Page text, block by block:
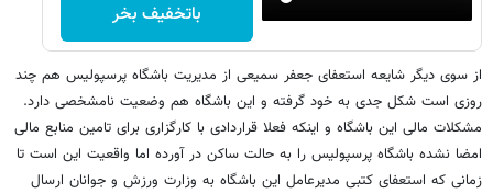
باتخفیف بخر
از سوی دیگر شایعه استعفای جعفر سمیعی از مدیریت باشگاه پرسپولیس هم چند
روزی است شکل جدی به خود گرفته و این باشگاه هم وضعیت نامشخصی دارد.
مشکلات مالی این باشگاه و اینکه فعلا قراردادی با کارگزاری برای تامین منابع مالی
امضا نشده باشگاه پرسپولیس را به حالت ساکن در آورده اما واقعیت این است تا
زمانی که استعفای کتبی مدیرعامل این باشگاه به وزارت ورزش و جوانان ارسال